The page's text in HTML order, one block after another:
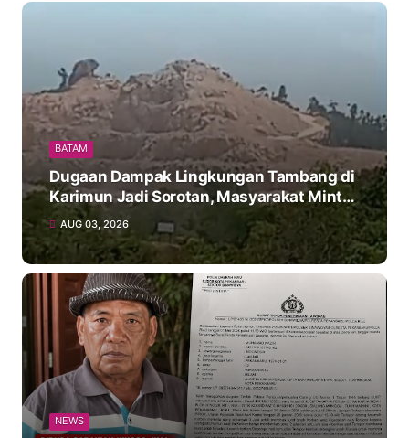
BATAM
Dugaan Dampak Lingkungan Tambang di
Karimun Jadi Sorotan, Masyarakat Minta
Evaluasi AMDAL
AUG 03, 2026
NEWS